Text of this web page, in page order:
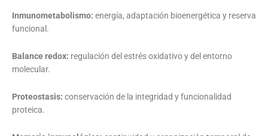
Inmunometabolismo: energía, adaptación bioenergética y reserva
funcional.
Balance redox: regulación del estrés oxidativo y del entorno
molecular.
Proteostasis: conservación de la integridad y funcionalidad
proteica.